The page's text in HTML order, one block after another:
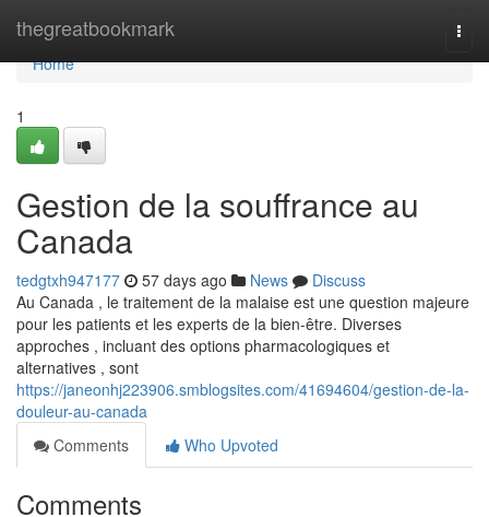
thegreatbookmark
Home
Home
1
Gestion de la souffrance au
Canada
tedgtxh947177 57 days ago News
Discuss
Au Canada , le traitement de la malaise est une question majeure
pour les patients et les experts de la bien-être. Diverses
approches , incluant des options pharmacologiques et
alternatives , sont
https://janeonhj223906.smblogsites.com/41694604/gestion-de-la-
douleur-au-canada
Comments
Who Upvoted
Comments